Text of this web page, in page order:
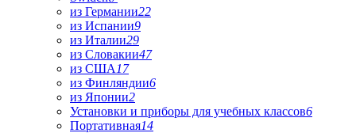
из Германии22
из Испании9
из Италии29
из Словакии47
из США 17
из Финляндии6
из Японии2
Установки и приборы для учебных классов6
Портативная14